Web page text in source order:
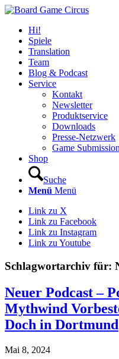
Hi!
Spiele
Translation
Team
Blog & Podcast
Service
Kontakt
Newsletter
Produktservice
Downloads
Presse-Netzwerk
Game
Shop
Suche
Menü Menü
Link zu X
Link zu Facebook
Link zu Instagram
Link zu Youtube
Schlagwortarchiv für:
Neuer Podcast –
Mythwind
Doch in Dortmund
Mai 8, 2024